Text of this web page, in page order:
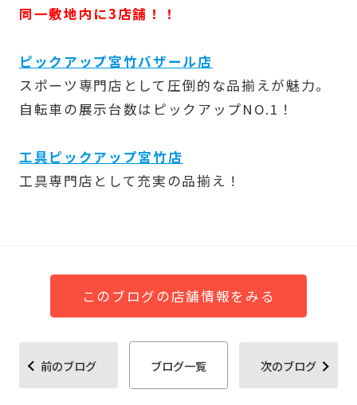
同一敷地内に3店舗！！
ピックアップ宮竹バザール店
スポーツ専門店として圧倒的な品揃えが魅力。
自転車の展示台数はピックアップNO.1！
工具ピックアップ宮竹店
工具専門店として充実の品揃え！
このブログの店舗情報をみる
前のブログ ブログ一覧 次のブログ